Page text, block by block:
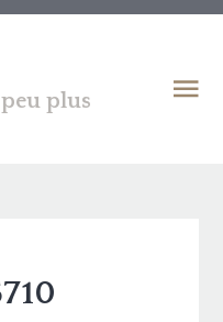
plus